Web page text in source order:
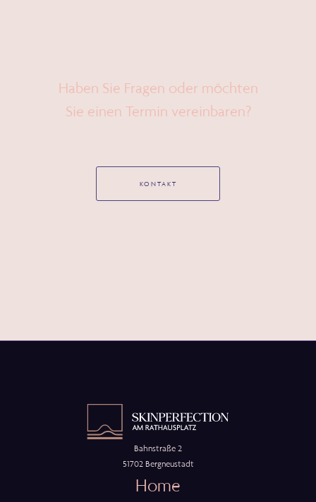
Haben Sie Fragen oder möchten
Sie einen Termin vereinbaren?
KONTAKT
Bahnstraße 2
51702 Bergneustadt
Home